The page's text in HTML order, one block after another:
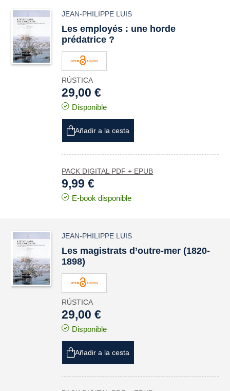
JEAN-PHILIPPE LUIS
Les employés : une horde
prédatrice ?
RÚSTICA
29,00 €
Disponible
Añadir a la cesta
PACK DIGITAL PDF + EPUB
9,99 €
E-book disponible
JEAN-PHILIPPE LUIS
Les magistrats d’outre-mer (1820-
1898)
RÚSTICA
29,00 €
Disponible
Añadir a la cesta